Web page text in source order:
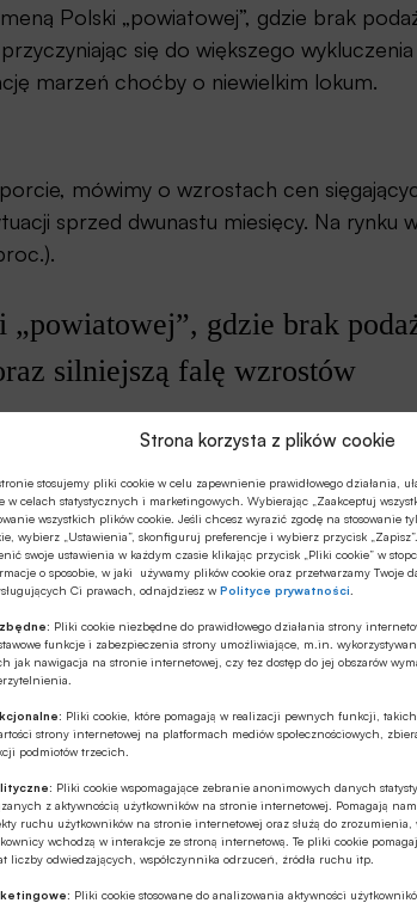
Strona korzysta z plików cookie
stosujemy pliki cookie w celu zapewnienie prawidłowego działania,
w celach statystycznych i marketingowych. Wybierając „Zaakceptuj
wszystkich plików cookie. Jeśli chcesz wyrazić zgodę na stosowanie
wybierz „Ustawienia”, skonfiguruj preferencje i wybierz przycisk
swoje ustawienia w każdym czasie klikając przycisk „Pliki cookie” w
o sposobie, w jaki używamy plików cookie oraz przetwarzamy Twoje
Ci prawach, odnajdziesz wPolityce prywatności
Pliki cookie niezbędne do prawidłowego działania strony
funkcje i zabezpieczenia strony umożliwiające, m.in.
jak nawigacja na stronie internetowej, czy tez dostęp do jej obszarów
Pliki cookie, które pomagają w realizacji pewnych funkcji,
strony internetowej na platformach mediów społecznościowych,
podmiotów trzecich.
Pliki cookie wspomagające zebranie anonimowych danych
z aktywnością użytkowników na stronie internetowej. Pomagają
ruchu użytkowników na stronie internetowej oraz służą do zrozumienia,
wchodzą w interakcje ze stroną internetową. Te pliki cookie
liczby odwiedzających, współczynnika odrzuceń, źródła ruchu itp.
Pliki cookie stosowane do analizowania aktywności
Polski „powiatowej”, gdzie brak
się do większego
marzeń choćby o niewielkim lokum.
mówimy o wzrostach cen
sprzed dwunastu miesięcy. Na rynku
„powiatowej”, gdzie brak
silniejszą falę wzrostów
Kraków, który zwykle zajmował drugie
razie tylko w Warszawie, gdzie po
mkw.